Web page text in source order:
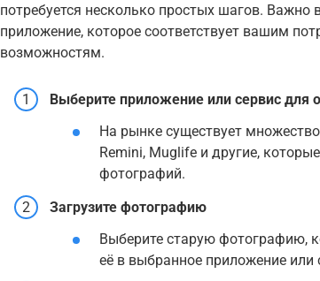
потребуется несколько простых шагов.
приложение, которое соответствует вашим
возможностям.
Выберите приложение или сервис для
На рынке существует
Remini, Muglife и другие,
фотографий.
Загрузите фотографию
Выберите старую фотографию,
её в выбранное приложение или